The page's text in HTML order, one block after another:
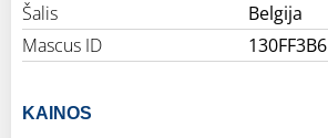
Šalis
Belgija
Mascus ID
130FF3B6
KAINOS